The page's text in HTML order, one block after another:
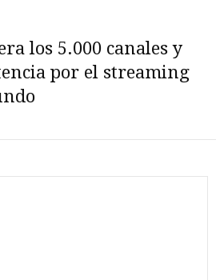
los 5.000 canales y
por el streaming